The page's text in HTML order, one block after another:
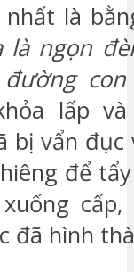
là
là ngọn
lấp
vẩn đục
để
đã hình